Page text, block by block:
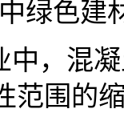
绿色建
中，混
范围的